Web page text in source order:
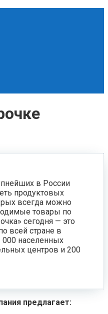
в России
продуктовых
всегда можно
товары по
сегодня — это
всей стране в
000 населенных
центров и 200
предлагает: